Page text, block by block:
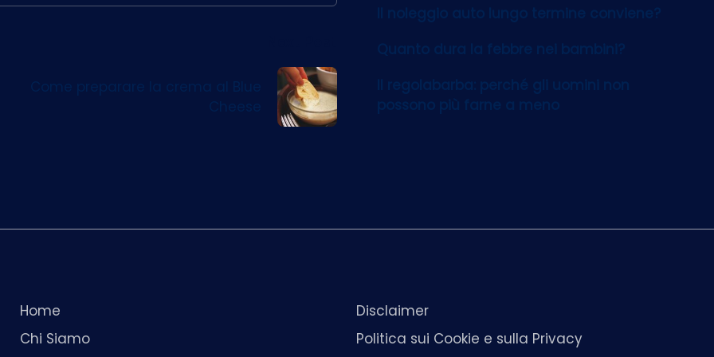
Come preparare la crema al Blue
Il noleggio auto lungo termine conviene?
Quanto dura la febbre nei bambini?
Il regolabarba: perché gli uomini non
possono più farne a meno
Home
Chi Siamo
Disclaimer
Politica sui Cookie e sulla Privacy